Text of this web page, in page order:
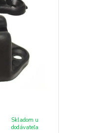
Skladom u
dodávateľa